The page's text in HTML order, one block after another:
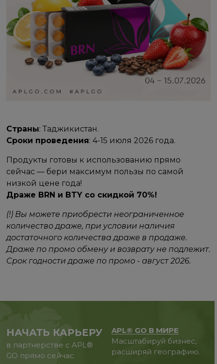
Страны: Таджикистан.
Сроки проведения: 4-15 июля 2026 года.
Продукты готовы к использованию прямо
сейчас — бери максимум пользы по самой
низкой цене года!
Драже BRN и BTY со скидкой 70%!
(!) Вы можете приобрести неограниченное
количество драже, при условии наличия
достаточного количества драже в продаже.
Драже по промо обмену и возврату не подлежит.
Срок годности драже по промо - август 2026.
НАЧАТЬ КАРЬЕРУ
в партнерстве с APL®
GO прямо сейчас
APL® GO В МИРЕ
Масштабируй бизнес,
расширяй географию.